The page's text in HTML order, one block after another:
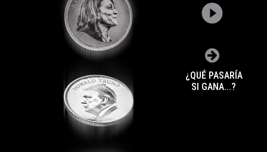
play_circle_filled
¿QUÉ PASARÍA
SI GANA...?